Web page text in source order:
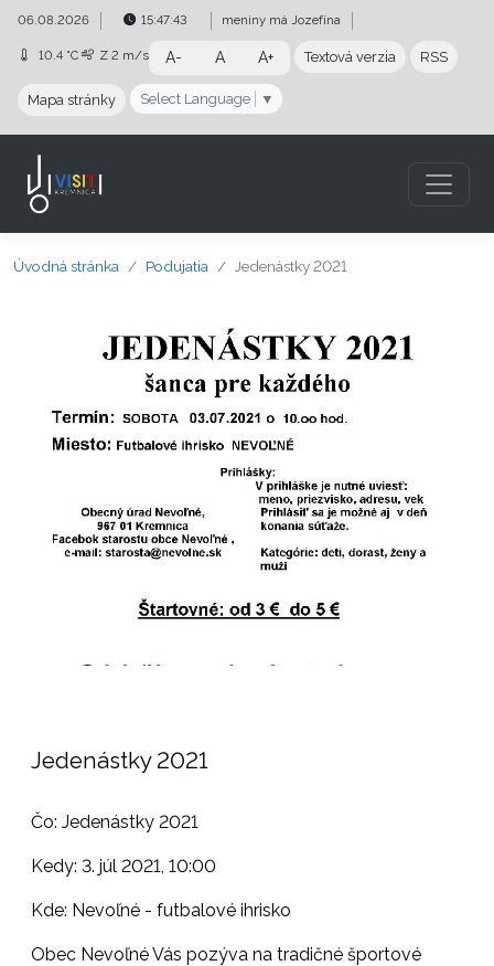
Preskočiť na obsah
Preskočiť na hlavné menu
06.08.2026 15:47:44 meniny má Jozefína
10.4 °C Z 2 m/s A- A A+ Textová verzia RSS
Mapa stránky Select Language ▼
Úvodná stránka Podujatia Jedenástky 2021
Jedenástky 2021
Čo: Jedenástky 2021
Kedy: 3. júl 2021, 10:00
Kde: Nevoľné - futbalové ihrisko
Obec Nevoľné Vás pozýva na tradičné športové